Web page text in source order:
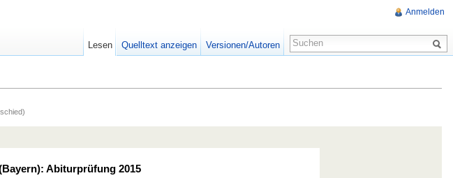
Abiturprüfung 2015
Anmelden
Lesen Quelltext anzeigen Versionen/Autoren